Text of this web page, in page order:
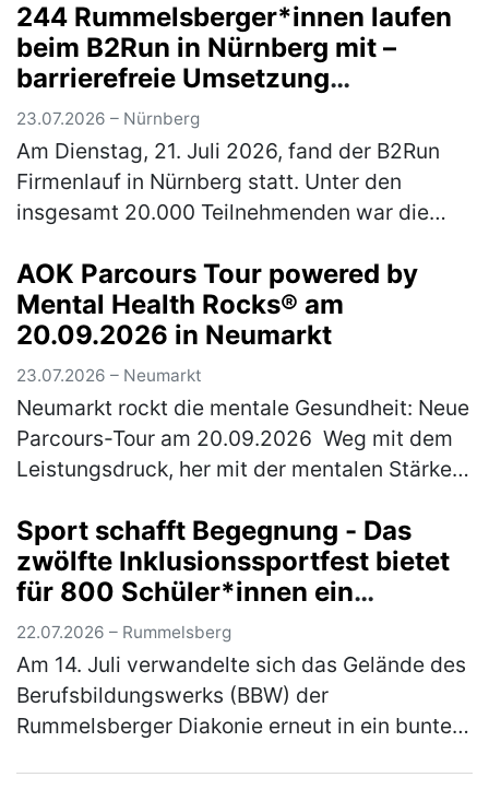
244 Rummelsberger*innen laufen
beim B2Run in Nürnberg mit –
barrierefreie Umsetzung
ermöglichte Rollstuhlfahrer*innen
Teilnahme am Firmenlauf
23.07.2026 – Nürnberg
Am Dienstag, 21. Juli 2026, fand der B2Run
Firmenlauf in Nürnberg statt. Unter den
insgesamt 20.000 Teilnehmenden war die
engagierten Team von 244 Läufer*innen so
star…(mehr)
AOK Parcours Tour powered by
Mental Health Rocks® am
20.09.2026 in Neumarkt
23.07.2026 – Neumarkt
Neumarkt rockt die mentale Gesundheit: Neue
Parcours-Tour am 20.09.2026 Weg mit dem
Leistungsdruck, her mit der mentalen Stärke:
Neumarkt zum Hotspot für Achtsamk…(mehr)
Sport schafft Begegnung - Das
zwölfte Inklusionssportfest bietet
für 800 Schüler*innen ein
vielfältiges Bewegungsangebot
22.07.2026 – Rummelsberg
Am 14. Juli verwandelte sich das Gelände des
Berufsbildungswerks (BBW) der
Rummelsberger Diakonie erneut in ein buntes